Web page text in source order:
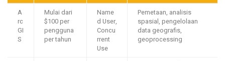
A
rc
GI
S
Mulai dari
$100 per
pengguna
per tahun
Name
d User,
Concu
rrent
Use
Pemetaan, analisis
spasial, pengelolaan
data geografis,
geoprocessing